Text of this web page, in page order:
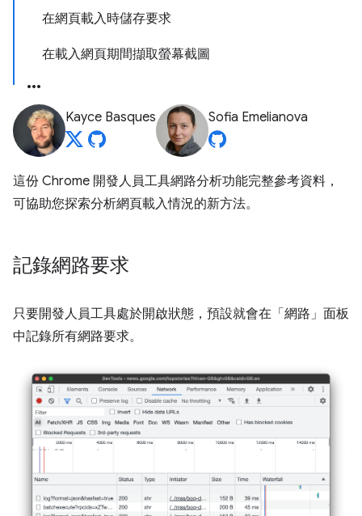
在網頁載入時儲存要求
在載入網頁期間擷取螢幕截圖
Kayce Basques Sofia Emelianova
這份 Chrome 開發人員工具網路分析功能完整參考資料，
可協助您探索分析網頁載入情況的新方法。
記錄網路要求
只要開發人員工具處於開啟狀態，預設就會在「網路」 面板
中記錄所有網路要求。